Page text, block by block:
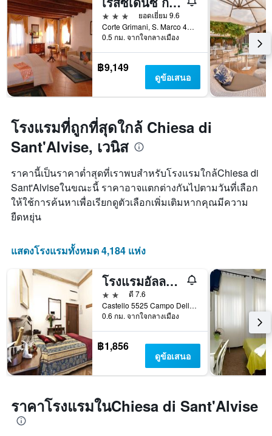
สัปดาห์
แผนภูมิ
มี
แกน
Y
1
แกน
แแส
ดง
เฉลี่ย
ของ
ห้อง
พัก
3 ดาว
ยอดเยี่ยม 9.6
Corte Grimani, S. Marco 4402, เวนิส, เวเนโต, อิตาลี
0.5 กม. จากใจกลางเมือง
฿9,149
ดูข้อเสนอ
โรงแรมที่ถูกที่สุดใกล้ Chiesa di
Sant'Alvise, เวนิส
ราคานี้เป็นราคาต่ำสุดที่เราพบสำหรับโรงแรมใกล้Chiesa di
Sant'Alviseในขณะนี้ ราคาอาจแตกต่างกันไปตามวันที่เลือก
ให้ใช้การค้นหาเพื่อเรียกดูตัวเลือกเพิ่มเติมหากคุณมีความ
ยืดหยุ่น
แสดงโรงแรมทั้งหมด 4,184 แห่ง
โรงแรมอัลลาฟาวา
2 ดาว
ดี 7.6
Castello 5525 Campo Della Fava, เวนิส, เวเนโต, อิตาลี
0.6 กม. จากใจกลางเมือง
฿1,856
ดูข้อเสนอ
ราคาโรงแรมในChiesa di Sant'Alvise